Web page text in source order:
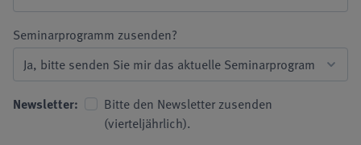
Seminarprogramm zusenden?
Newsletter:
Bitte den Newsletter zusenden
(vierteljährlich).